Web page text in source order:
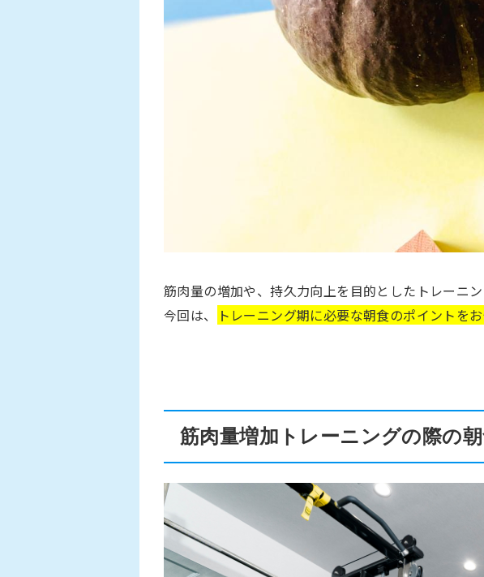
筋肉量の増加や、持久力向上を目的としたトレーニ
今回は、
トレーニング期に必要な朝食のポイントをお
筋肉量増加トレーニングの際の